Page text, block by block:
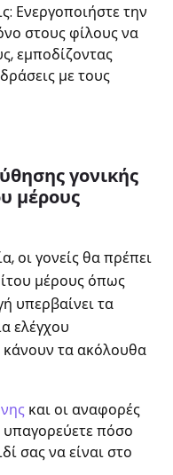
Ενεργοποιήστε την
στους φίλους να
εμποδίζοντας
με τους
γονικής
μέρους
οι γονείς θα πρέπει
μέρους όπως
υπερβαίνει τα
ελέγχου
κάνουν τα ακόλουθα
και οι αναφορές
πόσο
σας να είναι στο